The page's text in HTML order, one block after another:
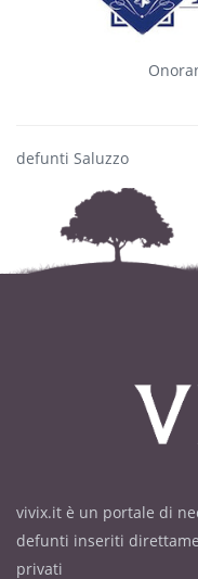
defunti Saluzzo
vivix.it è un portale di
defunti inseriti
privati